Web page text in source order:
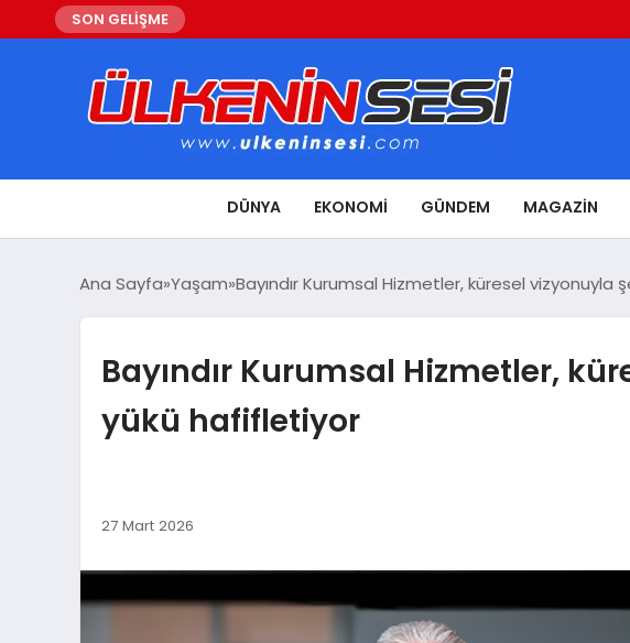
SON GELİŞME
DÜNYA EKONOMI GÜNDEM MAGAZIN
Ana Sayfa Yaşam Bayındır Kurumsal Hizmetler, küresel
Bayındır Kurumsal Hizmetler,
yükü hafifletiyor
27 Mart 2026